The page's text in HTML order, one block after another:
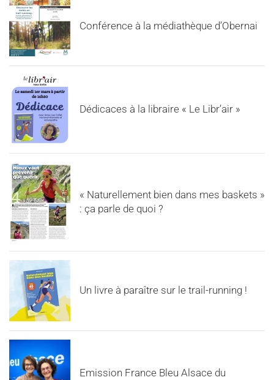
Conférence à la médiathèque d’Obernai
Dédicaces à la libraire « Le Libr’air »
« Naturellement bien dans mes baskets »
: ça parle de quoi ?
Un livre à paraître sur le trail-running !
Emission France Bleu Alsace du